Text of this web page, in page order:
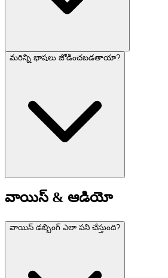
మరిన్ని భాషలు జోడించబడతాయా?
వాయిస్ & ఆడియో
వాయిస్ డబ్బింగ్ ఎలా పని చేస్తుంది?